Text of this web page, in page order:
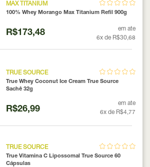
MAX TITANIUM
100% Whey Morango Max Titanium Refil 900g
R$173,48
em ate
6x de R$30,68
TRUE SOURCE
True Whey Coconut Ice Cream True Source
Sachê 32g
R$26,99
em ate
6x de R$4,77
TRUE SOURCE
True Vitamina C Lipossomal True Source 60
Cápsulas